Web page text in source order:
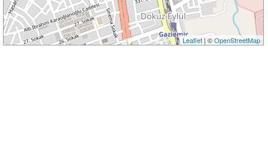
Leaflet| ©OpenStreetMap